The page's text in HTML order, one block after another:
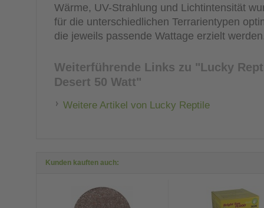
Wärme, UV-Strahlung und Lichtintensität
für die unterschiedlichen Terrarientypen
die jeweils passende Wattage erzielt
Weiterführende Links zu "Lucky
Desert 50 Watt"
Weitere Artikel von Lucky Reptile
Kunden kauften auch: